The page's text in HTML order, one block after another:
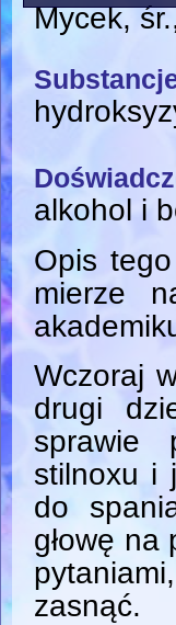
Mycek,
alkohol i
Opis
mierze
Wczoraj
drugi
sprawie
stilnoxu i
do
głowę na
zasnąć.